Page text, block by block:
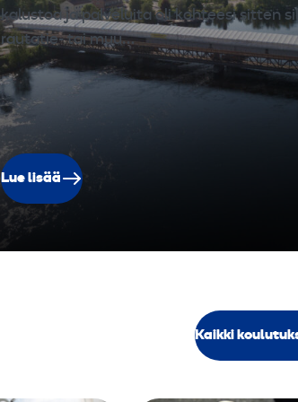
kalustoa ja palveluita oli kohteesi sitten
rautatie- tai muu…
Lue lisää
Kaikki